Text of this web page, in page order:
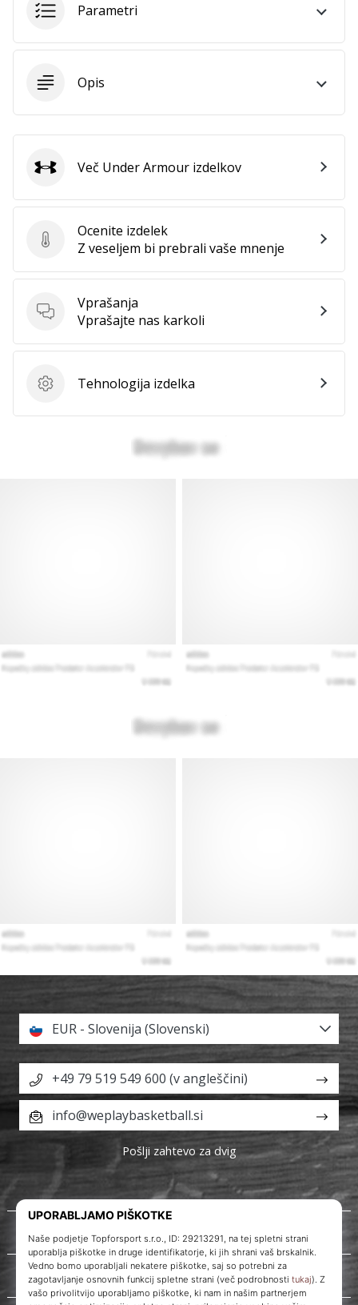
Parametri
Opis
Ocenite izdelek
Ocenite izdelek
Z veseljem bi prebrali vaše mnenje
Vprašanja
Vprašanja
Vprašajte nas karkoli
Tehnologija izdelka
Tehnologija izdelka
Under Armour
Več Under Armour izdelkov
O nas
Storitve za stranke
EUR - Slovenija (Slovenski)
+49 79 519 549 600 (v angleščini)
info@weplaybasketball.si
Pošlji zahtevo za dvig